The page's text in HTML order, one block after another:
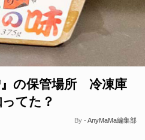
の保管場所 冷凍庫
てた？
By - AnyMaMa編集部